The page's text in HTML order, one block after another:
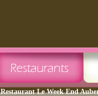
Restaurant Le Week End